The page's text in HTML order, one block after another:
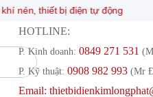
thiết bị điện tự động
HOTLINE:
P. Kinh doanh: 0849 271 531
P. Kỹ thuật: 0908 982 993​ (Mr
Email: